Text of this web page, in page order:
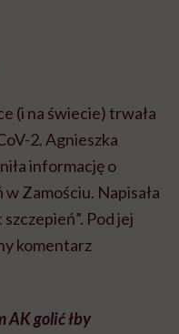
(i na świecie) trwała
2. Agnieszka
informację o
Zamościu. Napisała
Pod jej
komentarz
AK golić łby